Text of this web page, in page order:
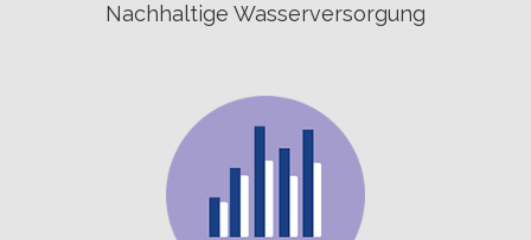
Nachhaltige Wasserversorgung